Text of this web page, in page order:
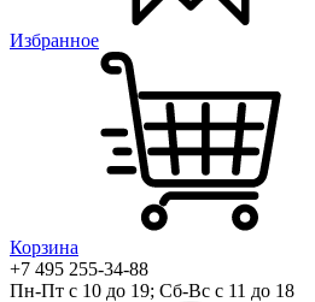
Избранное
Корзина
+7 495 255-34-88
Пн-Пт с 10 до 19; Сб-Вс с 11 до 18